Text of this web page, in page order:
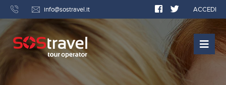
info@sostravel.it ACCEDI